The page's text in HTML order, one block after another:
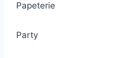
Papeterie
Party